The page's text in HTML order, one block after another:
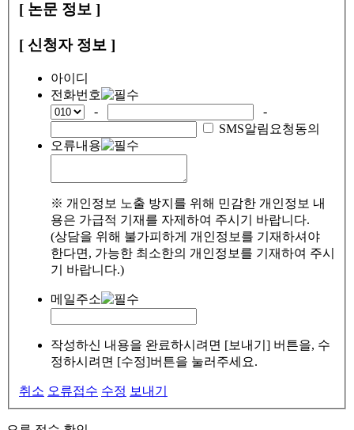
[ 논문 정보 ]
[ 신청자 정보 ]
아이디
전화번호
-
-
SMS알림요청동의
오류내용
※ 개인정보 노출 방지를 위해 민감한 개인정보 내
용은 가급적 기재를 자제하여 주시기 바랍니다.
(상담을 위해 불가피하게 개인정보를 기재하셔야
한다면, 가능한 최소한의 개인정보를 기재하여 주시
기 바랍니다.)
메일주소
작성하신 내용을 완료하시려면 [보내기] 버튼을, 수
정하시려면 [수정]버튼을 눌러주세요.
취소 오류접수 수정 보내기